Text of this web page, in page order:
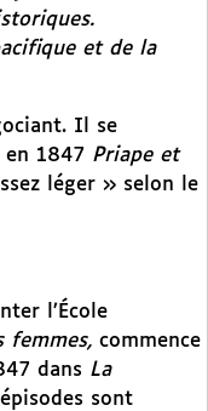
et de la
Il se
1847 Priape et
léger » selon le
l’École
femmes, commence
dans La
sont